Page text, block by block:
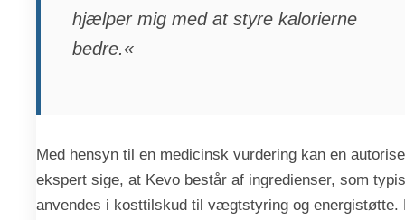
hjælper mig med at styre kalorierne
bedre.«
Med hensyn til en medicinsk vurdering kan en
ekspert sige, at Kevo består af ingredienser, som
anvendes i kosttilskud til vægtstyring og energistøtte.